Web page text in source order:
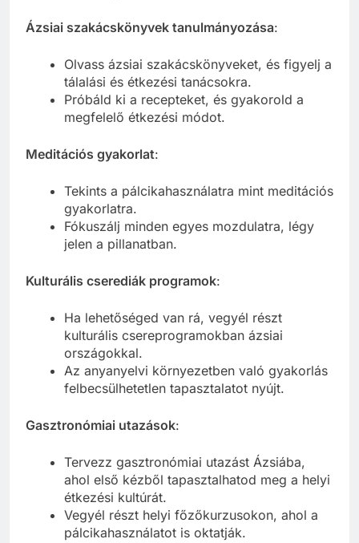
Ázsiai szakácskönyvek tanulmányozása:
Olvass ázsiai szakácskönyveket, és figyelj a
tálalási és étkezési tanácsokra.
Próbáld ki a recepteket, és gyakorold a
megfelelő étkezési módot.
Meditációs gyakorlat:
Tekints a pálcikahasználatra mint meditációs
gyakorlatra.
Fókuszálj minden egyes mozdulatra, légy
jelen a pillanatban.
Kulturális cserediák programok:
Ha lehetőséged van rá, vegyél részt
kulturális csereprogramokban ázsiai
országokkal.
Az anyanyelvi környezetben való gyakorlás
felbecsülhetetlen tapasztalatot nyújt.
Gasztronómiai utazások:
Tervezz gasztronómiai utazást Ázsiába,
ahol első kézből tapasztalhatod meg a helyi
étkezési kultúrát.
Vegyél részt helyi főzőkurzusokon, ahol a
pálcikahasználatot is oktatják.